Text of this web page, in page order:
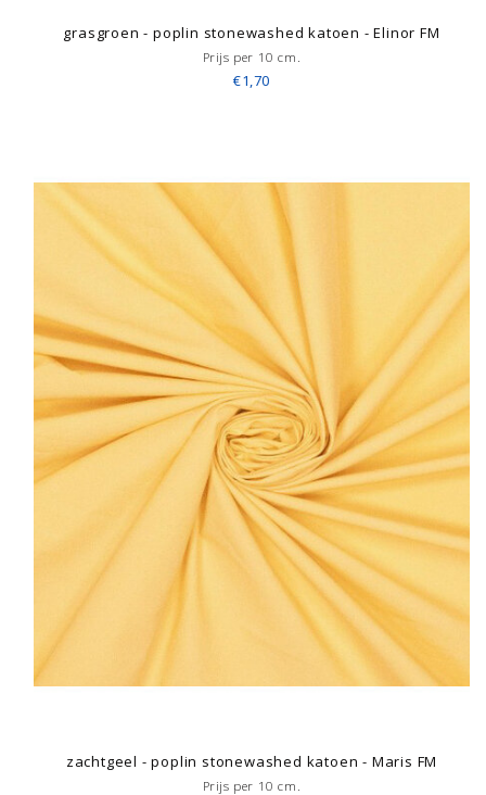
grasgroen - poplin stonewashed katoen - Elinor FM
Prijs per 10 cm.
€1,70
zachtgeel - poplin stonewashed katoen - Maris FM
Prijs per 10 cm.